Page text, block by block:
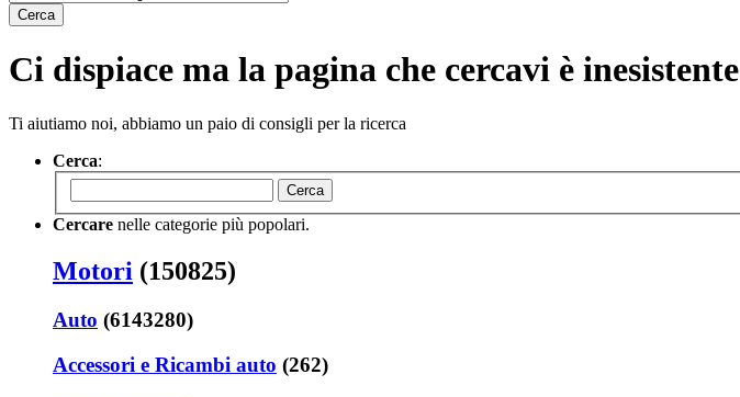
Cerca
Ci dispiace ma la pagina che cercavi è inesistente
Ti aiutiamo noi, abbiamo un paio di consigli per la ricerca
Cerca:
Cerca
Cercare nelle categorie più popolari.
Motori (150825)
Auto (6143280)
Accessori e Ricambi auto (262)